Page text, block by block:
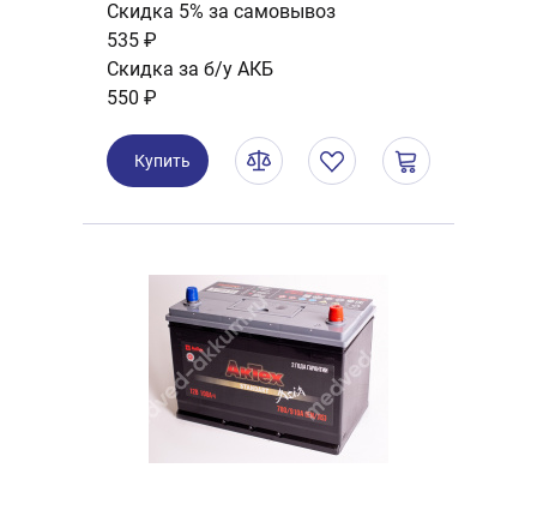
Скидка 5% за самовывоз
535 ₽
Скидка за б/у АКБ
550 ₽
Купить